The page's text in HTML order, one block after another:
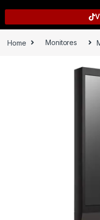
Home Monitores